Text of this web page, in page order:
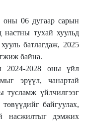
06 дугаар сарын
тухай хуульд
батлагдаж, 2025
байна.
2024-2028 оны үйл
эрүүл, чанартай
тусламж үйлчилгээг
байгуулах,
насжилтыг дэмжих